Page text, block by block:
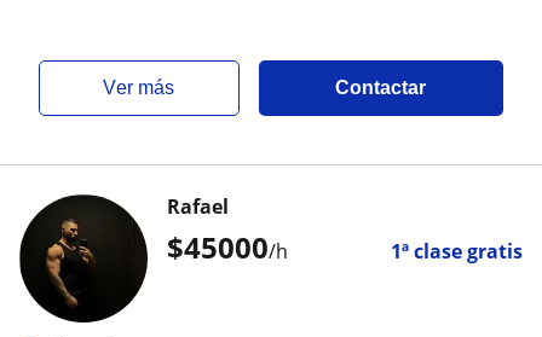
ver más Contactar
$45000/h 1ª clase gratis
Rafael